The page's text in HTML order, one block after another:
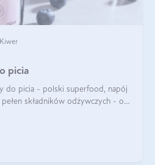
picia
do picia - polski superfood, napój
składników odżywczych - o